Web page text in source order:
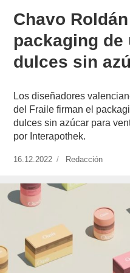
Chavo
packaging de
dulces sin
Los diseñadores
del Fraile firman el
dulces sin azúcar para
por Interapothek.
Publicado
16.12.2022 https://
Redacción